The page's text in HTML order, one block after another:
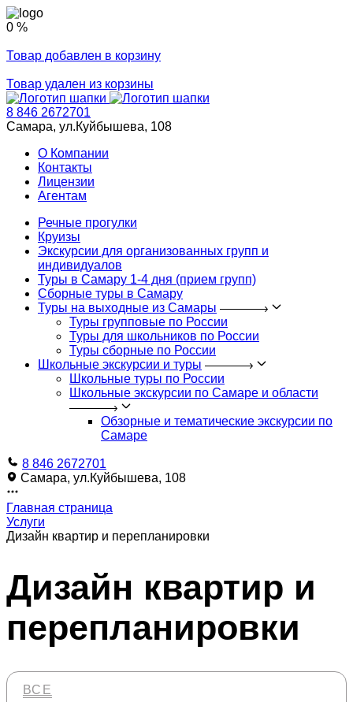
0 %
Товар добавлен в корзину
Товар удален из корзины
8 846 2672701
Самара, ул.Куйбышева, 108
О Компании
Контакты
Лицензии
Агентам
Речные прогулки
Круизы
Экскурсии для организованных групп и
индивидуалов
Туры в Самару 1-4 дня (прием групп)
Сборные туры в Самару
Туры на выходные из Самары
Туры групповые по России
Туры для школьников по России
Туры сборные по России
Школьные экскурсии и туры
Школьные туры по России
Школьные экскурсии по Самаре и области
Обзорные и тематические экскурсии по
Самаре
8 846 2672701
Самара, ул.Куйбышева, 108
Главная страница
Услуги
Дизайн квартир и перепланировки
Дизайн квартир и
перепланировки
ВСЕ